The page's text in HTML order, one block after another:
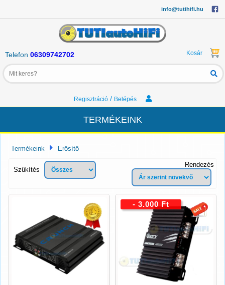
info@tutihifi.hu
Telefon 06309742702 Kosár
Regisztráció/ Belépés
TERMÉKEINK
Termékeink Erősítő
Szükítés
Rendezés
- 3.000 Ft